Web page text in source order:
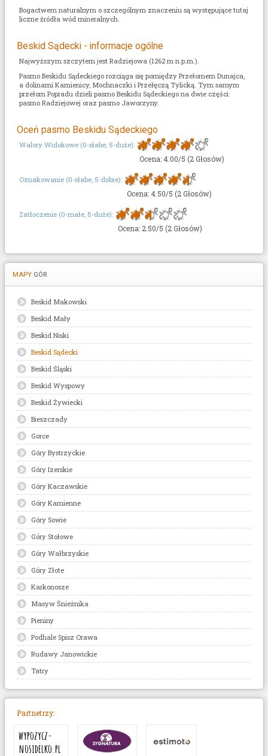
Bogactwem naturalnym o szczególnym znaczeniu są występujące tutaj
liczne źródła wód mineralnych.
Beskid Sądecki - informacje ogólne
Najwyższym szczytem jest Radziejowa (1262 m n.p.m.).
Pasmo Beskidu Sądeckiego rozciąga się pomiędzy Przełomem Dunajca,
a dolinami Kamienicy, Mochnaczki i Przełęczą Tylicką. Tym samym
przełom Popradu dzieli pasmo Beskidu Sądeckiego na dwie części:
pasmo Radziejowej oraz pasmo Jaworzyny.
Oceń pasmo Beskidu Sądeckiego
Walory Widokowe (0-słabe, 5-duże):
Ocena: 4.00/5 (2 Głosów)
Oznakowanie (0-słabe, 5-dobre):
Ocena: 4.50/5 (2 Głosów)
Zatłoczenie (0-małe, 5-duże):
Ocena: 2.50/5 (2 Głosów)
MAPY GÓR
Beskid Makowski
Beskid Mały
Beskid Niski
Beskid Sądecki
Beskid Śląski
Beskid Wyspowy
Beskid Żywiecki
Bieszczady
Gorce
Góry Bystrzyckie
Góry Izerskie
Góry Kaczawskie
Góry Kamienne
Góry Sowie
Góry Stołowe
Góry Wałbrzyskie
Góry Złote
Karkonosze
Masyw Śnieżnika
Pieniny
Podhale Spisz Orawa
Rudawy Janowickie
Tatry
Partnetrzy:
wypozycz-
nosidelko.pl